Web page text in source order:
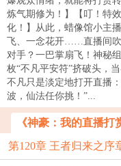
炼气期修为！】【叮！特
化！】从此，蜡像馆小主
飞、一念花开……直播间
对手？一巴掌扇飞！神秘
枚“不凡平安符”挤破头，
不凡只是淡定地打开直播
波，仙法任你挑！”...
《神豪：我的直播
第120章 王者归来之序